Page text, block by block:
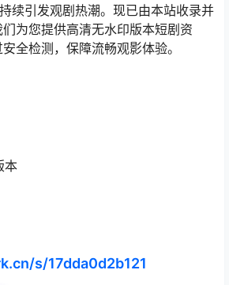
续引发观剧热潮。现已由本站收录并
为您提供高清无水印版本短剧资
全检测，保障流畅观影体验。
本
s/17dda0d2b121